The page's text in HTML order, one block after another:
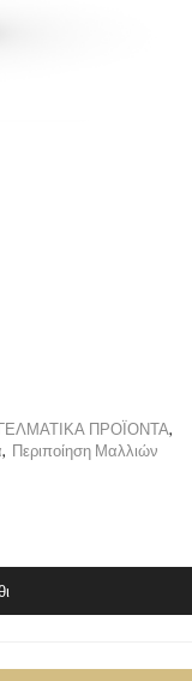
ΠΡΟΪΟΝΤΑ,
, Περιποίηση Μαλλιών